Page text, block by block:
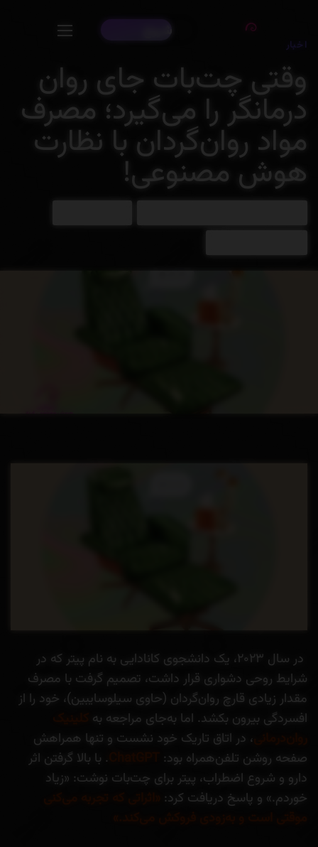
شروع
اخبار
وقتی چت‌بات جای روان
درمانگر را می‌گیرد؛ مصرف
مواد روان‌گردان با نظارت
هوش مصنوعی!
در سال ۲۰۲۳، یک دانشجوی کانادایی به نام پیتر که در
شرایط روحی دشواری قرار داشت، تصمیم گرفت با مصرف
مقدار زیادی قارچ روان‌گردان (حاوی سیلوسایبین)، خود را از
افسردگی بیرون بکشد. اما به‌جای مراجعه به
، در اتاق تاریک خود نشست و تنها همراهش
صفحه‌ روشن تلفن‌همراه بود:
. با بالا گرفتن اثر
دارو و شروع اضطراب، پیتر برای چت‌بات نوشت: «زیاد
خوردم.» و پاسخ دریافت کرد: